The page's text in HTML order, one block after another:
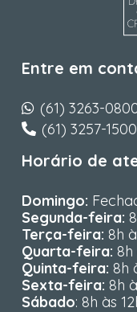
Entre em
(61) 3263-
(61) 3257-1500
Horário de
Domingo:
Segunda-feira:
Terça-feira: 8h
Quarta-feira: 8h
Quinta-feira: 8h
Sexta-feira: 8h
Sábado: 8h às